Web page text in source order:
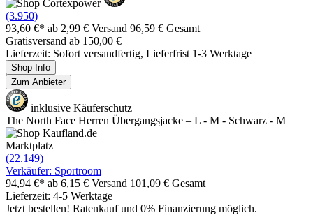
(3.950)
93,60 €* ab 2,99 € Versand 96,59 € Gesamt
Gratisversand ab 150,00 €
Lieferzeit: Sofort versandfertig, Lieferfrist 1-3 Werktage
Shop-Info
Zum Anbieter
inklusive Käuferschutz
The North Face Herren Übergangsjacke – L - M - Schwarz - M
Marktplatz
(22.149)
Verkäufer: Sportroom
94,94 €* ab 6,15 € Versand 101,09 € Gesamt
Lieferzeit: 4-5 Werktage
Jetzt bestellen! Ratenkauf und 0% Finanzierung möglich.